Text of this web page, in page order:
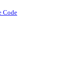
Code